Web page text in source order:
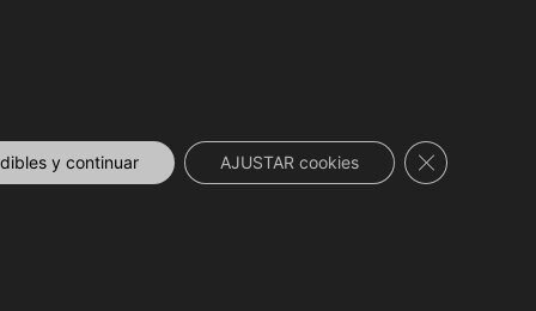
y continuar AJUSTAR cookies Cerrar el